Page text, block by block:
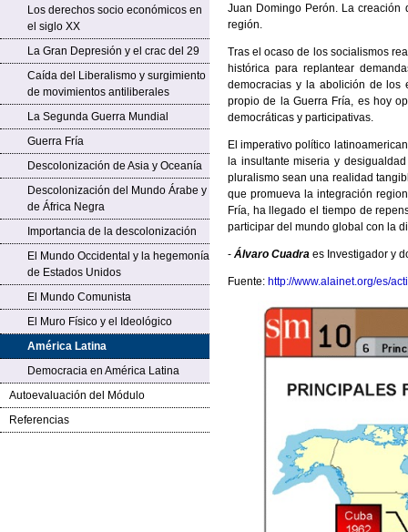
Los derechos socio económicos en
el siglo XX
La Gran Depresión y el crac del 29
Caída del Liberalismo y surgimiento
de movimientos antiliberales
La Segunda Guerra Mundial
Guerra Fría
Descolonización de Asia y Oceanía
Descolonización del Mundo Árabe y
de África Negra
Importancia de la descolonización
El Mundo Occidental y la hegemonía
de Estados Unidos
El Mundo Comunista
El Muro Físico y el Ideológico
América Latina
Democracia en América Latina
Autoevaluación del Módulo
Referencias
Juan Domingo Perón. La creación
región.
Tras el ocaso de los socialismos
histórica para replantear
democracias y la abolición de los
propio de la Guerra Fría, es hoy
democráticas y participativas.
El imperativo político
la insultante miseria y
pluralismo sean una realidad
que promueva la integración
Fría, ha llegado el tiempo de
participar del mundo global con la
- Álvaro Cuadra es Investigador y
Fuente: http://www.alainet.org/es/